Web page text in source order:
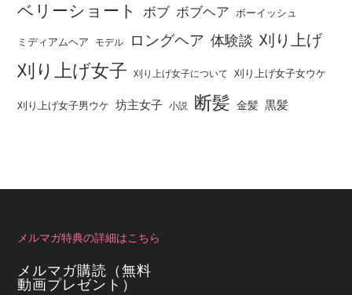
ベリーショート
ボブ ボブヘア ボーイッシュ
ミディアムヘア モデル ロングヘア 体験談 刈り上げ
刈り上げ女子 刈り上げ女子について 刈り上げ女子女ウケ
刈り上げ女子男ウケ 坊主女子 小説 断髪 金髪 黒髪
メルマガ特典の詳細はこちら
メルマガ購読（無料
動画プレゼント）